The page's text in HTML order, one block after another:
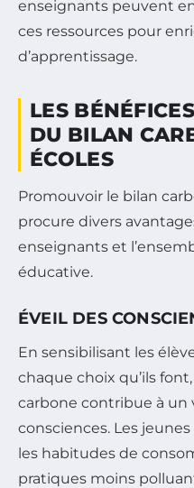
enseignants peuvent
ces ressources pour
d’apprentissage.
LES
DU BILAN
ÉCOLES
Promouvoir le bilan
procure divers
enseignants et
éducative.
ÉVEIL DES
En sensibilisant les
chaque choix qu’ils
carbone contribue à un
consciences. Les
les habitudes de
pratiques moins